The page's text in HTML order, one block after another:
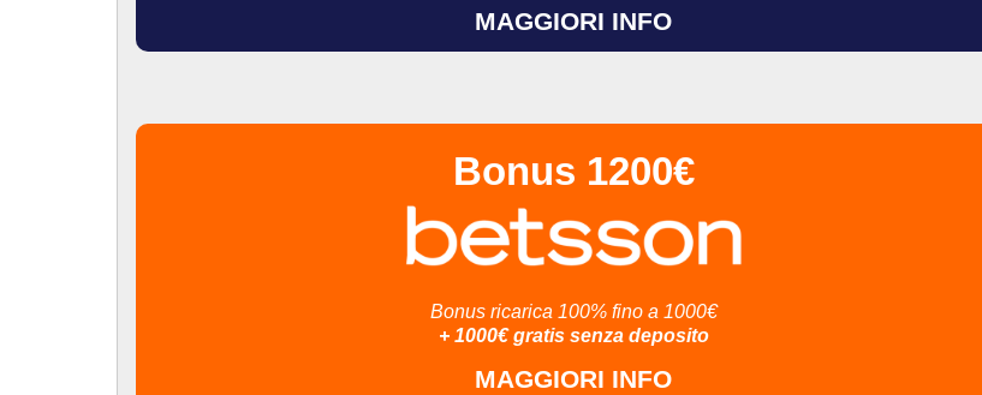
MAGGIORI INFO
Bonus 1200€
Bonus ricarica 100% fino a 1000€
+ 1000€ gratis senza deposito
MAGGIORI INFO